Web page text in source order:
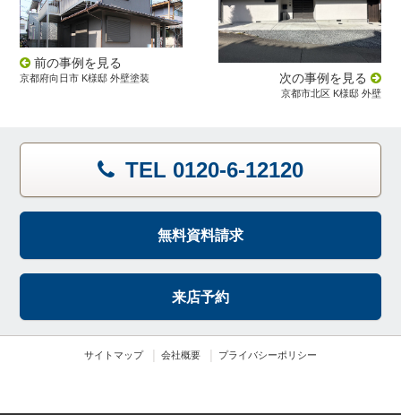
前の事例を見る
京都府向日市 K様邸 外壁塗装 次の事例を見る
京都市北区 K様邸 外壁
TEL 0120-6-12120
無料資料請求
来店予約
サイトマップ 会社概要 プライバシーポリシー